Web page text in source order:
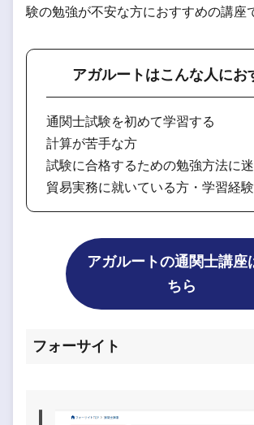
験の勉強が不安な方におすすめの講座
アガルートはこんな人にお
通関士試験を初めて学習する
計算が苦手な方
試験に合格するための勉強方法に
貿易実務に就いている方・学習経
アガルートの通関士講座
ちら
フォーサイト